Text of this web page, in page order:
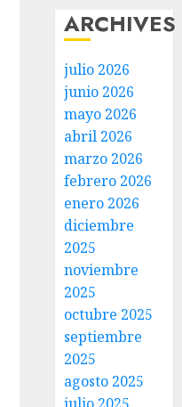
ARCHIVES
julio 2026
junio 2026
mayo 2026
abril 2026
marzo 2026
febrero 2026
enero 2026
diciembre
2025
noviembre
2025
octubre 2025
septiembre
2025
agosto 2025
julio 2025